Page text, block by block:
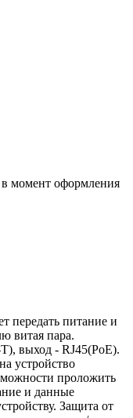
момент оформления
передать питание и
витая пара.
выход - RJ45(PoE).
устройство
проложить
и данные
Защита от